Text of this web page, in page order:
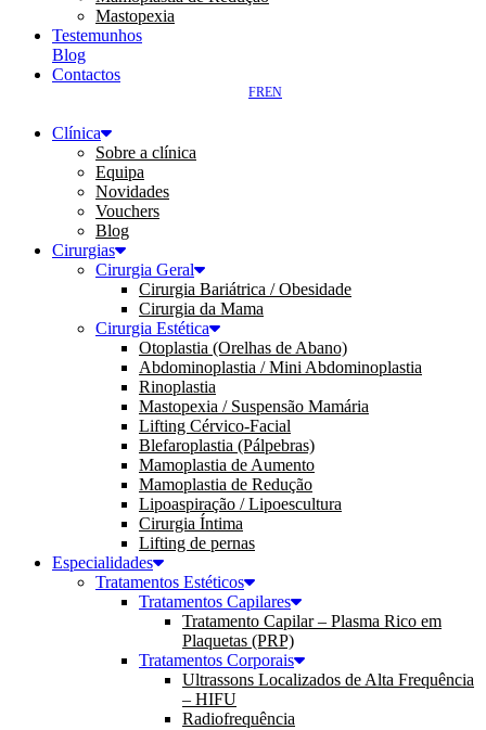
Mastopexia
Testemunhos
Blog
Contactos
EN
FR
Clínica
Sobre a clínica
Equipa
Novidades
Vouchers
Blog
Cirurgias
Cirurgia Geral
Cirurgia Bariátrica / Obesidade
Cirurgia da Mama
Cirurgia Estética
Otoplastia (Orelhas de Abano)
Abdominoplastia / Mini Abdominoplastia
Rinoplastia
Mastopexia / Suspensão Mamária
Lifting Cérvico-Facial
Blefaroplastia (Pálpebras)
Mamoplastia de Aumento
Mamoplastia de Redução
Lipoaspiração / Lipoescultura
Cirurgia Íntima
Lifting de pernas
Especialidades
Tratamentos Estéticos
Tratamentos Capilares
Tratamento Capilar – Plasma Rico em
Plaquetas (PRP)
Tratamentos Corporais
Ultrassons Localizados de Alta Frequência
– HIFU
Radiofrequência